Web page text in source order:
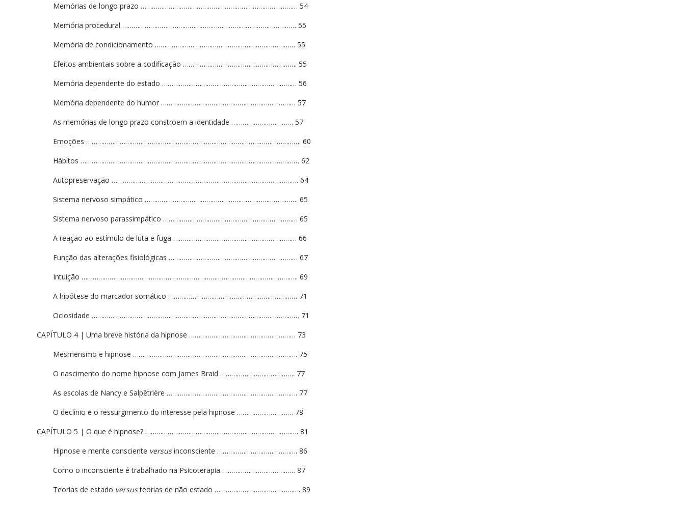
Memórias de longo prazo ………………………………………………………………………… 54
Memória procedural ………………………………………………………………………………… 55
Memória de condicionamento ………………………………………………………………… 55
Efeitos ambientais sobre a codificação ……………………………………………………. 55
Memória dependente do estado ……………………………………………………………… 56
Memória dependente do humor ……………………………………………………………… 57
As memórias de longo prazo constroem a identidade …………………………… 57
Emoções ……………………………………………………………………………………………………. 60
Hábitos ……………………………………………………………………………………………………… 62
Autopreservação ………………………………………………………………………………………. 64
Sistema nervoso simpático ………………………………………………………………………. 65
Sistema nervoso parassimpático ……………………………………………………………… 65
A reação ao estímulo de luta e fuga ………………………………………………………… 66
Função das alterações fisiológicas …………………………………………………………… 67
Intuição …………………………………………………………………………………………………….. 69
A hipótese do marcador somático …………………………………………………………… 71
Ociosidade ………………………………………………………………………………………………… 71
CAPÍTULO 4 | Uma breve história da hipnose ………………………………………………… 73
Mesmerismo e hipnose ……………………………………………………………………………. 75
O nascimento do nome hipnose com James Braid …………………………………. 77
As escolas de Nancy e Salpêtrière ……………………………………………………………. 77
O declínio e o ressurgimento do interesse pela hipnose ………………………… 78
CAPÍTULO 5 | O que é hipnose? ………………………………………………………………………. 81
Hipnose e mente consciente versusinconsciente ……………………………………. 86
Como o inconsciente é trabalhado na Psicoterapia ………………………………… 87
Teorias de estado versusteorias de não estado ………………………………………. 89